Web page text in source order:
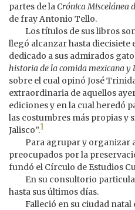
partes de laCrónica Miscelánea
de fray Antonio Tello.
Los títulos de sus libros
llegó alcanzar hasta diecisiete
dedicado a sus admirados
historia de la comida mexicana y
sobre el cual opinó José
extraordinaria de aquellos
ediciones y en la cual heredó
las costumbres más propias y
Jalisco”.1
Para agrupar y organizar
preocupados por la
fundó el Círculo de Estudios
En su consultorio
hasta sus últimos días.
Falleció en su ciudad natal